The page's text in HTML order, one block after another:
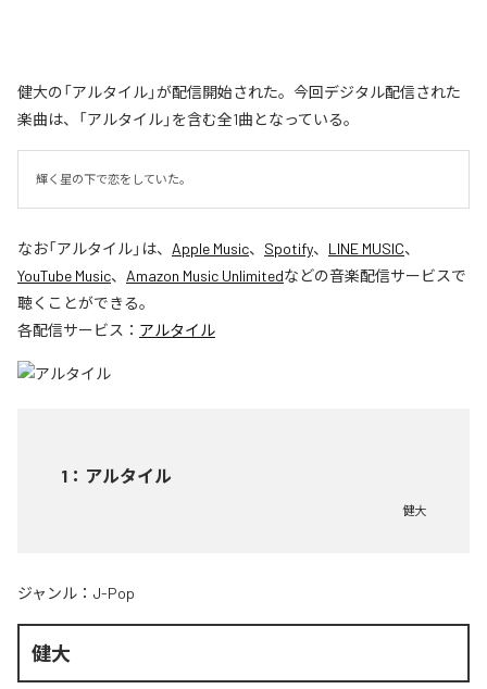
健大の「アルタイル」が配信開始された。今回デジタル配信された
楽曲は、「アルタイル」を含む全1曲となっている。
輝く星の下で恋をしていた。
なお「アルタイル」は、 Apple Music、 Spotify、 LINE MUSIC、
YouTube Music、 Amazon Music Unlimitedなどの音楽配信サービスで
聴くことができる。
各配信サービス： アルタイル
1 ： アルタイル
健大
ジャンル： J-Pop
健大